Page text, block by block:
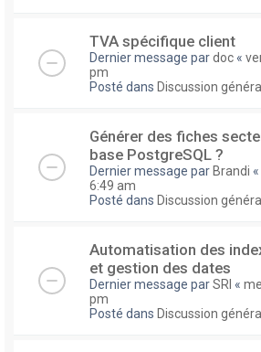
TVA spécifique client
Dernier message pardoc «
pm
Posté dans Discussion
Générer des fiches
base PostgreSQL ?
Dernier message par Brandi «
6:49 am
Posté dans Discussion
Automatisation des
et gestion des dates
Dernier message parSRI «
pm
Posté dans Discussion